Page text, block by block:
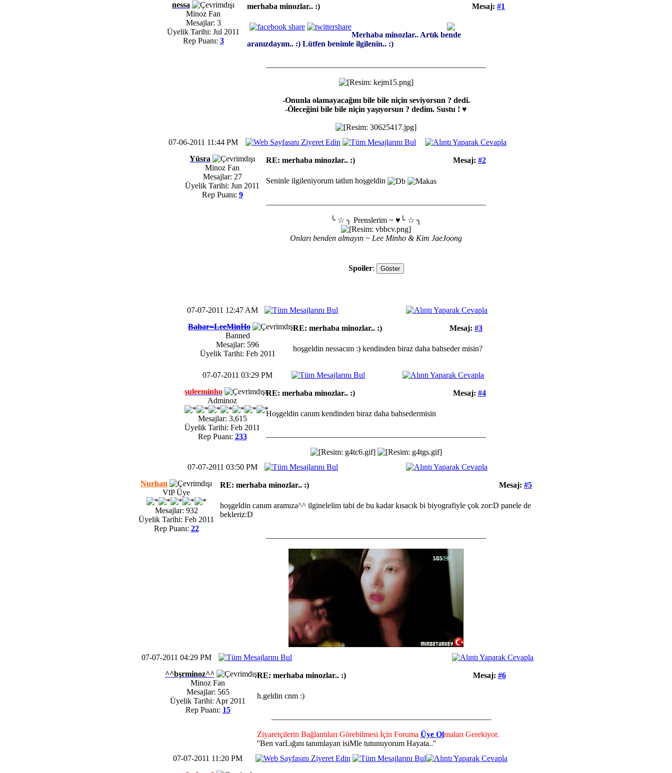
nessa
Minoz Fan
Mesajlar: 3
Üyelik Tarihi: Jul 2011
Rep Puanı: 3
Mesaj: #1
merhaba minozlar.. :)
Merhaba minozlar.. Artık bende
aranızdayım.. :) Lütfen benimle ilgilenin.. :)
-Onunla olamayacağını bile bile niçin seviyorsun ? dedi.
-Öleceğini bile bile niçin yaşıyorsun ? dedim. Sustu ! ♥
07-06-2011 11:44 PM
Yüsra
Minoz Fan
Mesajlar: 27
Üyelik Tarihi: Jun 2011
Rep Puanı: 9
Mesaj: #2
RE: merhaba minozlar.. :)
Seninle ilgileniyorum tatlım hoşgeldin
╰ ☆ ╮ Prenslerim ~ ♥╰ ☆ ╮
Onları benden almayın ~ Lee Minho & Kim JaeJoong
Spoiler:
07-07-2011 12:47 AM
Bahar=LeeMinHo
Banned
Mesajlar: 596
Üyelik Tarihi: Feb 2011
Mesaj: #3
RE: merhaba minozlar.. :)
hoşgeldin nessacım :) kendinden biraz daha bahseder misin?
07-07-2011 03:29 PM
şuleeminho
Adminoz
Mesajlar: 3,615
Üyelik Tarihi: Feb 2011
Rep Puanı: 233
Mesaj: #4
RE: merhaba minozlar.. :)
Hoşgeldin canım kendinden biraz daha bahsedermisin
07-07-2011 03:50 PM
Nurhan
VlP Üye
Mesajlar: 932
Üyelik Tarihi: Feb 2011
Rep Puanı: 22
Mesaj: #5
RE: merhaba minozlar.. :)
hoşgeldin canım aramıza^^ ilginelelim tabi de bu kadar kısacık bi biyografiyle çok zor:D panele de
bekleriz:D
07-07-2011 04:29 PM
^^bşrminoz^^
Minoz Fan
Mesajlar: 565
Üyelik Tarihi: Apr 2011
Rep Puanı: 15
Mesaj: #6
RE: merhaba minozlar.. :)
h.geldin cnm :)
Ziyaretçilerin Bağlantıları Görebilmesi İçin Foruma Üye Olmaları Gerekiyor.
''Ben varLığını tanımlayan isiMle tutunuyorum Hayata..''
07-07-2011 11:20 PM